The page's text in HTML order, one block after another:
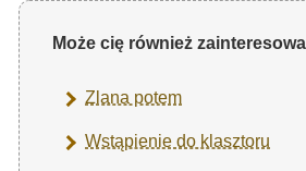
Może cię również
Zlana potem
Wstąpienie do klasztoru